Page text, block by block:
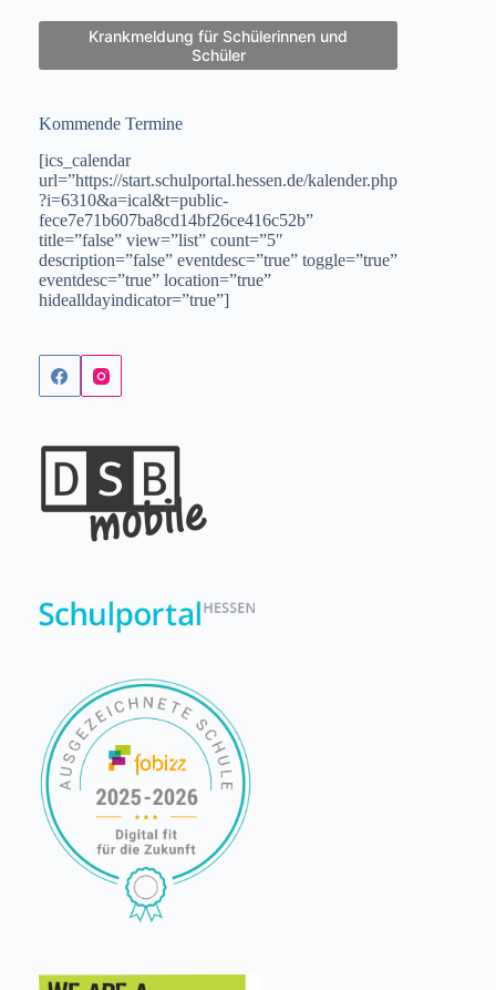
Krankmeldung für Schülerinnen und
Schüler
Kommende Termine
[ics_calendar
url=”https://start.schulportal.hessen.de/kalender.php
?i=6310&a=ical&t=public-
fece7e71b607ba8cd14bf26ce416c52b”
title=”false” view=”list” count=”5″
description=”false” eventdesc=”true” toggle=”true”
eventdesc=”true” location=”true”
hidealldayindicator=”true”]